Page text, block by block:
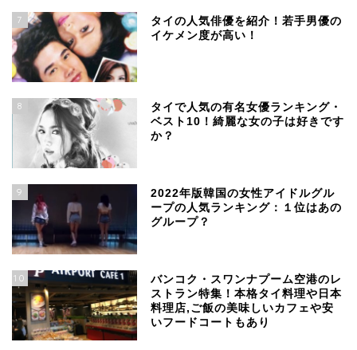
7
タイの人気俳優を紹介！若手男優の
イケメン度が高い！
8
タイで人気の有名女優ランキング・
ベスト10！綺麗な女の子は好きです
か？
9
2022年版韓国の女性アイドルグル
ープの人気ランキング：１位はあの
グループ？
10
バンコク・スワンナプーム空港のレ
ストラン特集！本格タイ料理や日本
料理店,ご飯の美味しいカフェや安
いフードコートもあり